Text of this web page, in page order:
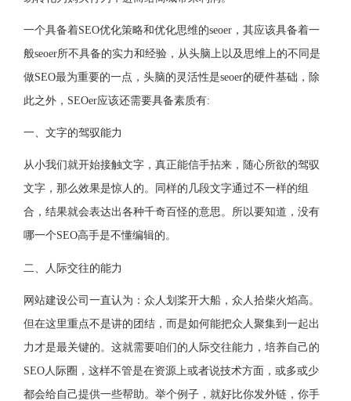
一个具备着SEO优化策略和优化思维的seoer，其应该具备着一
般seoer所不具备的实力和经验，从头脑上以及思维上的不同是
做SEO最为重要的一点，头脑的灵活性是seoer的硬件基础，除
此之外，SEOer应该还需要具备素质有:
一、文字的驾驭能力
从小我们就开始接触文字，真正能信手拈来，随心所欲的驾驭
文字，那么效果是惊人的。同样的几段文字通过不一样的组
合，结果就会表达出各种千奇百怪的意思。所以要知道，没有
哪一个SEO高手是不懂编辑的。
二、人际交往的能力
网站建设公司一直认为：众人划桨开大船，众人拾柴火焰高。
但在这里重点不是讲的团结，而是如何能把众人聚集到一起出
力才是最关键的。这就需要咱们的人际交往能力，培养自己的
SEO人际圈，这样不管是在资源上或者说技术方面，或多或少
都会给自己提供一些帮助。举个例子，就好比你发外链，你手